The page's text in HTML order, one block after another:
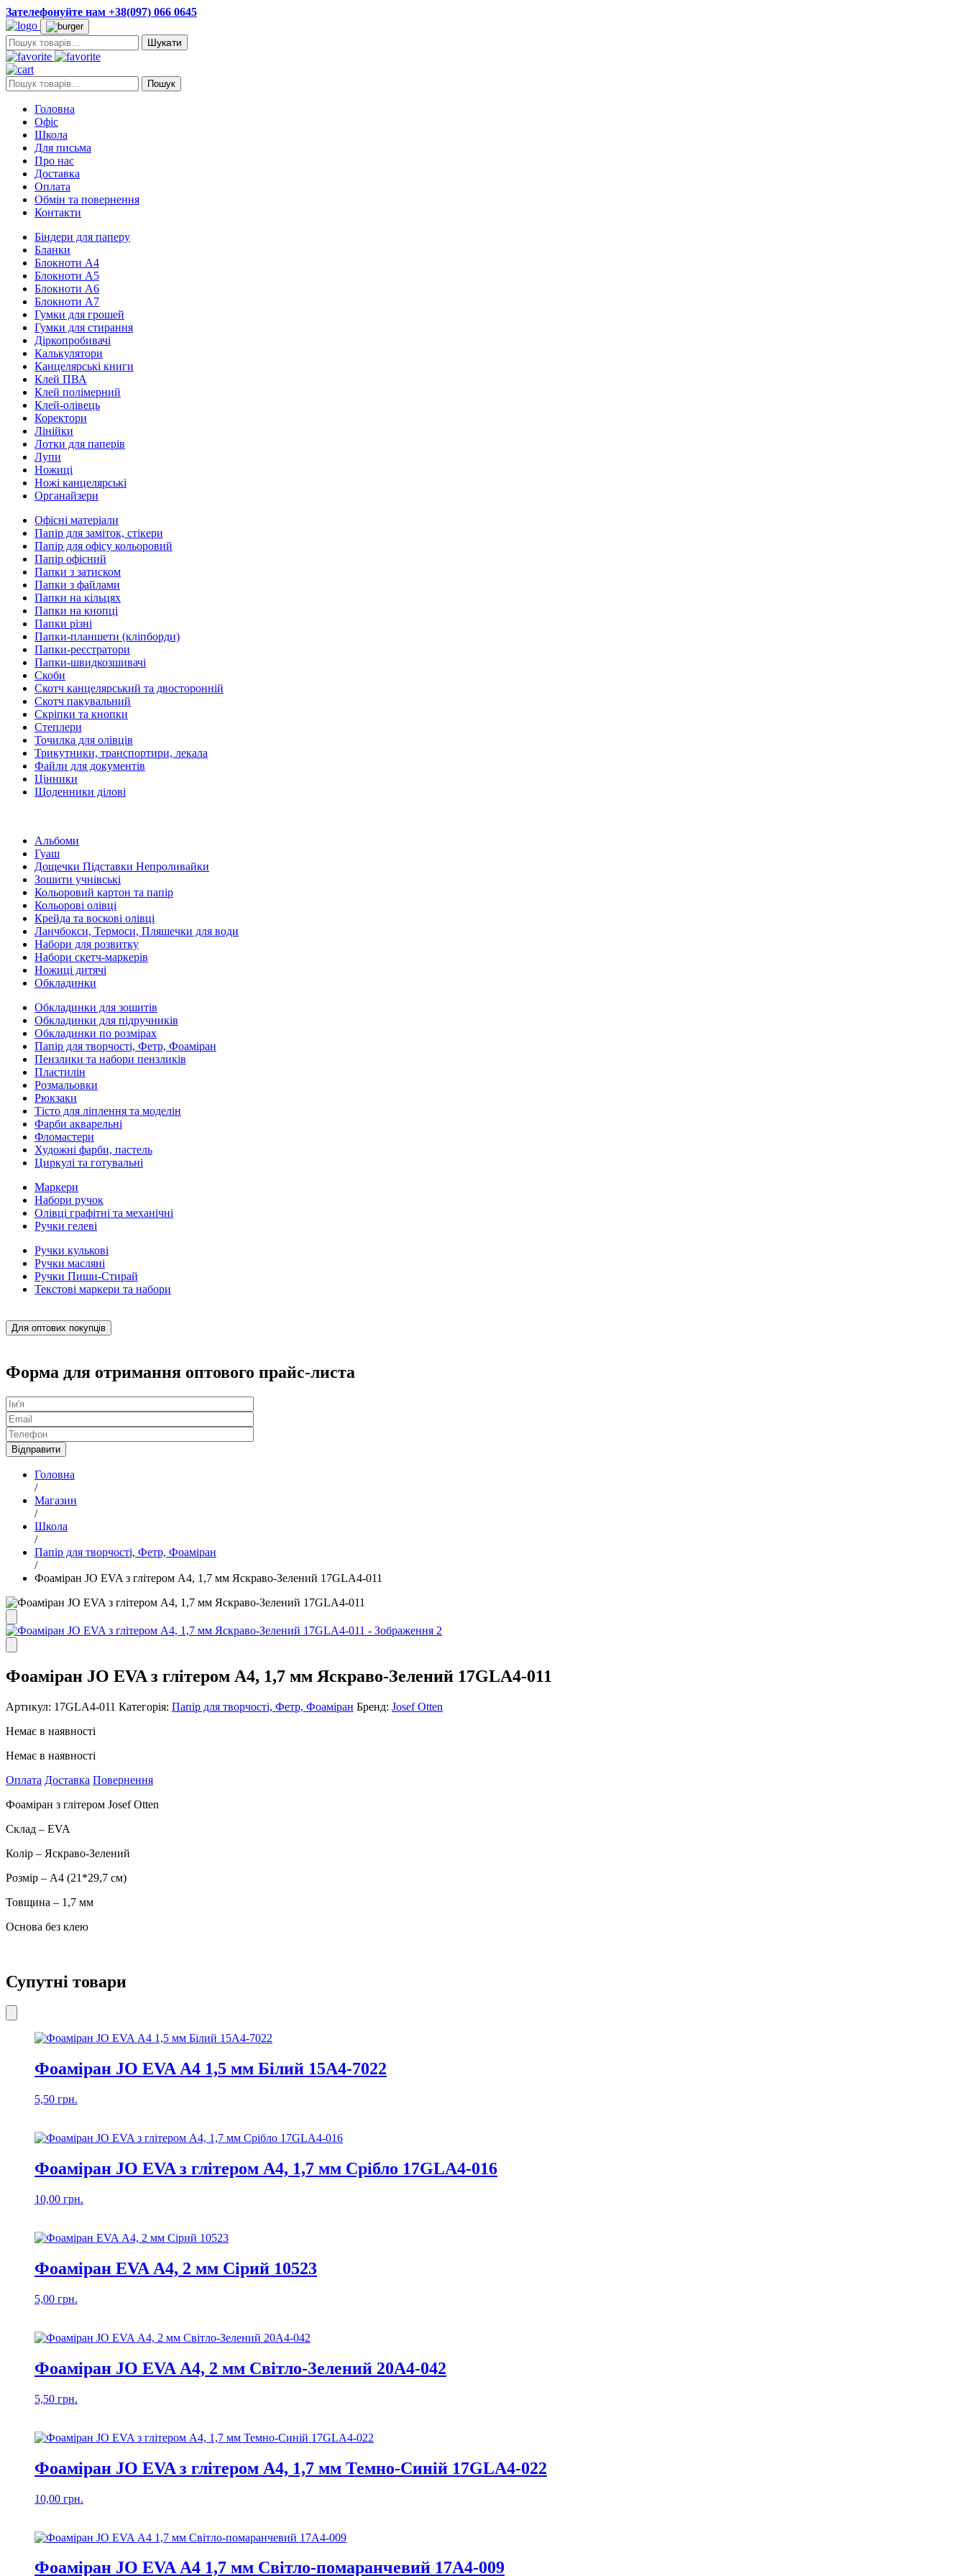
Зателефонуйте нам +38(097) 066 0645
Пошук:
Пошук: Пошук
Головна
Офіс
Школа
Для письма
Про нас
Доставка
Оплата
Обмін та повернення
Контакти
Біндери для паперу
Бланки
Блокноти А4
Блокноти А5
Блокноти А6
Блокноти А7
Гумки для грошей
Гумки для стирання
Діркопробивачі
Калькулятори
Канцелярські книги
Клей ПВА
Клей полімерний
Клей-олівець
Коректори
Лінійки
Лотки для паперів
Лупи
Ножиці
Ножі канцелярські
Органайзери
Офісні матеріали
Папір для заміток, стікери
Папір для офісу кольоровий
Папір офісний
Папки з затиском
Папки з файлами
Папки на кільцях
Папки на кнопці
Папки різні
Папки-планшети (кліпборди)
Папки-реєстратори
Папки-швидкозшивачі
Скоби
Скотч канцелярський та двосторонній
Скотч пакувальний
Скріпки та кнопки
Степлери
Точилка для олівців
Трикутники, транспортири, лекала
Файли для документів
Цінники
Щоденники ділові
Альбоми
Гуаш
Дощечки Підставки Непроливайки
Зошити учнівські
Кольоровий картон та папір
Кольорові олівці
Крейда та воскові олівці
Ланчбокси, Термоси, Пляшечки для води
Набори для розвитку
Набори скетч-маркерів
Ножиці дитячі
Обкладинки
Обкладинки для зошитів
Обкладинки для підручників
Обкладинки по розмірах
Папір для творчості, Фетр, Фоаміран
Пензлики та набори пензликів
Пластилін
Розмальовки
Рюкзаки
Тісто для ліплення та моделін
Фарби акварельні
Фломастери
Художні фарби, пастель
Циркулі та готувальні
Маркери
Набори ручок
Олівці графітні та механічні
Ручки гелеві
Ручки кулькові
Ручки масляні
Ручки Пиши-Стирай
Текстові маркери та набори
Для оптових покупців
Форма для отримання оптового прайс-листа
Головна
/
Магазин
/
Школа
/
Папір для творчості, Фетр, Фоаміран
/
Фоаміран JO EVA з глітером А4, 1,7 мм Яскраво-Зелений 17GLA4-011
Фоаміран JO EVA з глітером А4, 1,7 мм Яскраво-Зелений 17GLA4-011
Артикул: 17GLA4-011 Категорія: Папір для творчості, Фетр, Фоаміран Бренд: Josef Otten
Немає в наявності
Немає в наявності
Оплата Доставка Повернення
Фоаміран з глітером Josef Otten
Склад – EVA
Колір – Яскраво-Зелений
Розмір – А4 (21*29,7 см)
Товщина – 1,7 мм
Основа без клею
Супутні товари
Фоаміран JO EVA А4 1,5 мм Білий 15А4-7022
5,50 грн.
Фоаміран JO EVA з глітером А4, 1,7 мм Срібло 17GLA4-016
10,00 грн.
Фоаміран EVA А4, 2 мм Сірий 10523
5,00 грн.
Фоаміран JO EVA А4, 2 мм Світло-Зелений 20А4-042
5,50 грн.
Фоаміран JO EVA з глітером А4, 1,7 мм Темно-Синій 17GLA4-022
10,00 грн.
Фоаміран JO EVA А4 1,7 мм Світло-помаранчевий 17А4-009